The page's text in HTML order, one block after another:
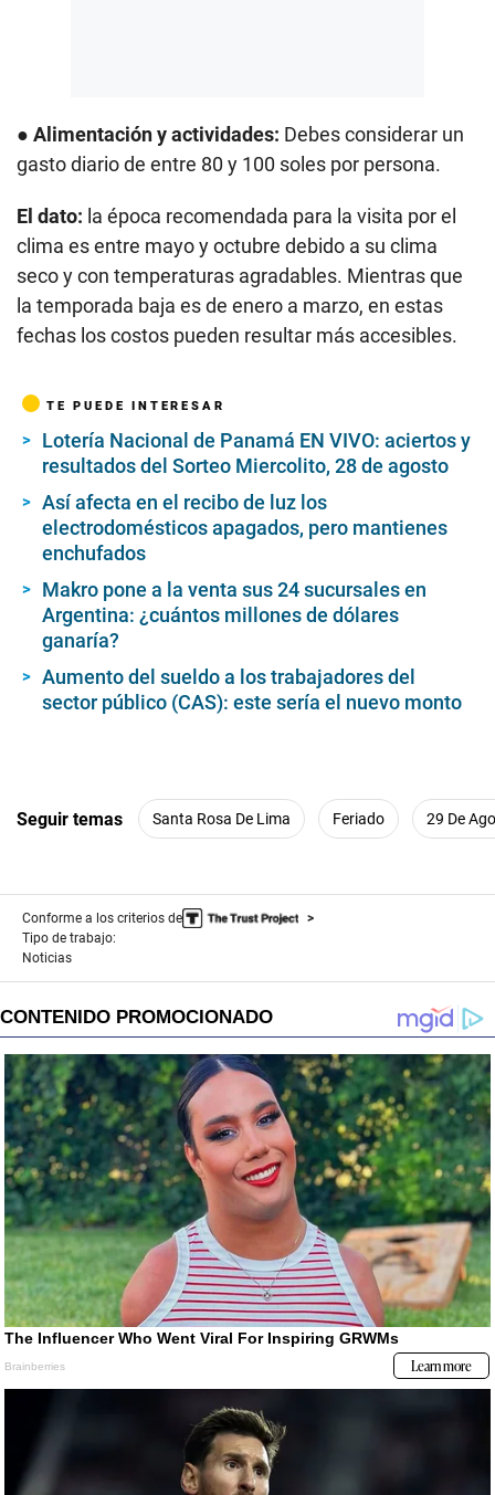
● Alimentación y actividades: Debes considerar un
gasto diario de entre 80 y 100 soles por persona.
El dato: la época recomendada para la visita por el
clima es entre mayo y octubre debido a su clima
seco y con temperaturas agradables. Mientras que
la temporada baja es de enero a marzo, en estas
fechas los costos pueden resultar más accesibles.
TE PUEDE INTERESAR
Lotería Nacional de Panamá EN VIVO: aciertos y
resultados del Sorteo Miercolito, 28 de agosto
Así afecta en el recibo de luz los
electrodomésticos apagados, pero mantienes
enchufados
Makro pone a la venta sus 24 sucursales en
Argentina: ¿cuántos millones de dólares
ganaría?
Aumento del sueldo a los trabajadores del
sector público (CAS): este sería el nuevo monto
Seguir temas Santa Rosa De Lima Feriado 29 De
Conforme a los criterios de
Tipo de trabajo:
Noticias